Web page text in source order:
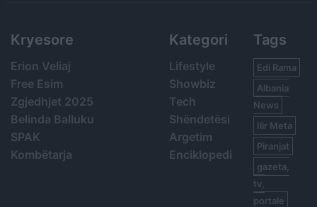
Kryesore
Erion Veliaj
Free Esim
Zgjedhjet 2025
Belinda Balluku
SPAK
Kombëtarja
Kategori
Lifestyle
Showbiz
Tech
Shëndetësi
Argetim
Enciklopedi
Tags
Edi Rama
Albania
News
Ilir Meta
Piranjat
gazeta,
tv,
portale